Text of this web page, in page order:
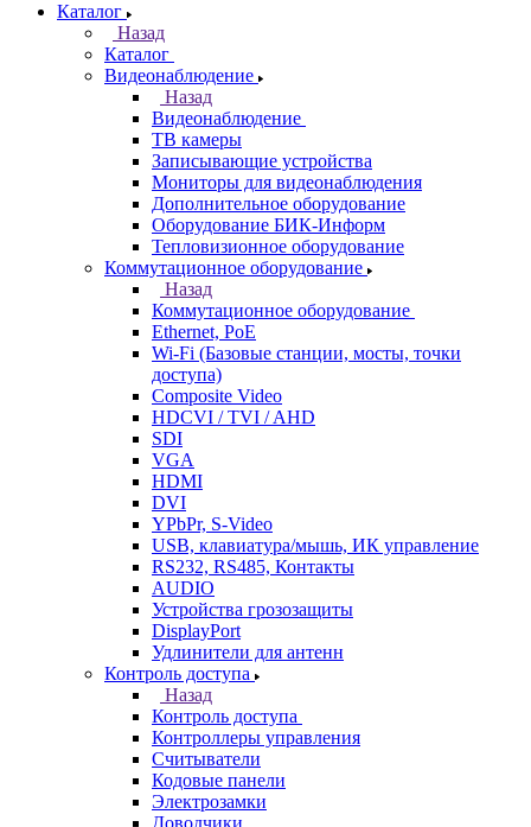
Каталог
Назад
Каталог
Видеонаблюдение
Назад
Видеонаблюдение
ТВ камеры
Записывающие устройства
Мониторы для видеонаблюдения
Дополнительное оборудование
Оборудование БИК-Информ
Тепловизионное оборудование
Коммутационное оборудование
Назад
Коммутационное оборудование
Ethernet, PoE
Wi-Fi (Базовые станции, мосты, точки
доступа)
Composite Video
HDCVI / TVI / AHD
SDI
VGA
HDMI
DVI
YPbPr, S-Video
USB, клавиатура/мышь, ИК управление
RS232, RS485, Контакты
AUDIO
Устройства грозозащиты
DisplayPort
Удлинители для антенн
Контроль доступа
Назад
Контроль доступа
Контроллеры управления
Считыватели
Кодовые панели
Электрозамки
Доводчики